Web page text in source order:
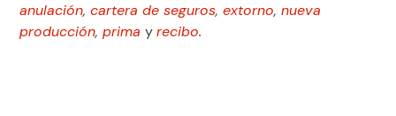
anulación,cartera de seguros,extorno,nueva
producción,prima yrecibo.